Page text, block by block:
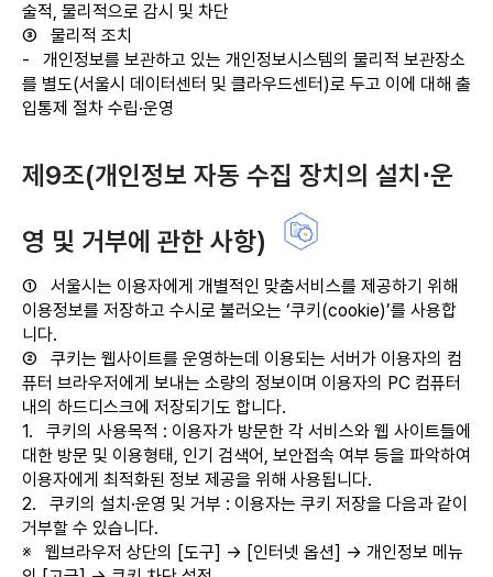
술적, 물리적으로 감시 및 차단
③ 물리적 조치
- 개인정보를 보관하고 있는 개인정보시스템의 물리적 보관장소
를 별도(서울시 데이터센터 및 클라우드센터)로 두고 이에 대해 출
입통제 절차 수립·운영
제9조(개인정보 자동 수집 장치의 설치⋅운
영 및 거부에 관한 사항)
① 서울시는 이용자에게 개별적인 맞춤서비스를 제공하기 위해
이용정보를 저장하고 수시로 불러오는 ‘쿠키(cookie)’를 사용합
니다.
② 쿠키는 웹사이트를 운영하는데 이용되는 서버가 이용자의 컴
퓨터 브라우저에게 보내는 소량의 정보이며 이용자의 PC 컴퓨터
내의 하드디스크에 저장되기도 합니다.
1. 쿠키의 사용목적 : 이용자가 방문한 각 서비스와 웹 사이트들에
대한 방문 및 이용형태, 인기 검색어, 보안접속 여부 등을 파악하여
이용자에게 최적화된 정보 제공을 위해 사용됩니다.
2. 쿠키의 설치·운영 및 거부 : 이용자는 쿠키 저장을 다음과 같이
거부할 수 있습니다.
※ 웹브라우저 상단의 [도구] → [인터넷 옵션] → 개인정보 메뉴